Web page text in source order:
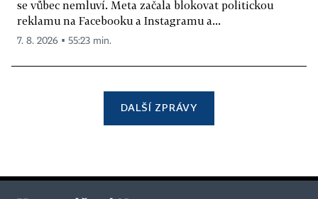
se vůbec nemluví. Meta začala blokovat politickou
reklamu na Facebooku a Instagramu a...
7. 8. 2026 ▪ 55:23 min.
DALŠÍ ZPRÁVY